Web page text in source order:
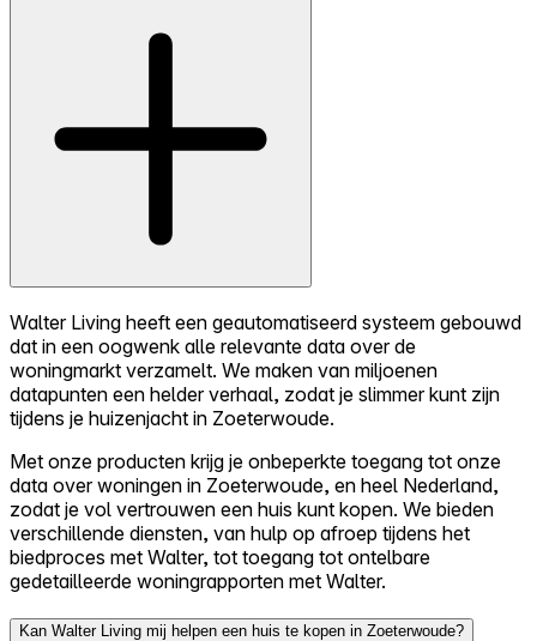
Walter Living heeft een geautomatiseerd systeem gebouwd
dat in een oogwenk alle relevante data over de
woningmarkt verzamelt. We maken van miljoenen
datapunten een helder verhaal, zodat je slimmer kunt zijn
tijdens je huizenjacht in Zoeterwoude.
Met onze producten krijg je onbeperkte toegang tot onze
data over woningen in Zoeterwoude, en heel Nederland,
zodat je vol vertrouwen een huis kunt kopen. We bieden
verschillende diensten, van hulp op afroep tijdens het
biedproces met Walter, tot toegang tot ontelbare
gedetailleerde woningrapporten met Walter.
Kan Walter Living mij helpen een huis te kopen in Zoeterwoude?